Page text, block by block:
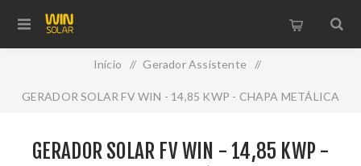
Início / Gerador Assistente /
GERADOR SOLAR FV WIN - 14,85 KWP - CHAPA METÁLICA
GERADOR SOLAR FV WIN - 14,85 KWP -